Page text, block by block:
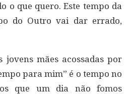
o que quero. Este tempo da
do Outro vai dar errado,
jovens mães acossadas por
para mim” é o tempo no
que um dia não fomos